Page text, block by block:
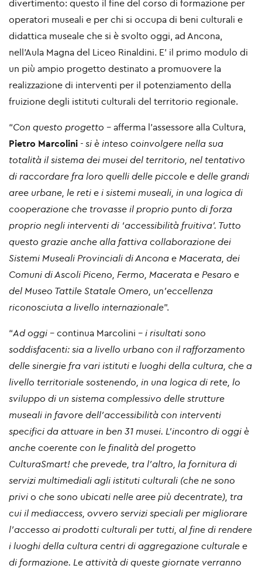
divertimento: questo il fine del corso di formazione per
operatori museali e per chi si occupa di beni culturali e
didattica museale che si è svolto oggi, ad Ancona,
nell’Aula Magna del Liceo Rinaldini. E’ il primo modulo di
un più ampio progetto destinato a promuovere la
realizzazione di interventi per il potenziamento della
fruizione degli istituti culturali del territorio regionale.
“Con questo progetto - afferma l’assessore alla Cultura,
Pietro Marcolini - si è inteso coinvolgere nella sua
totalità il sistema dei musei del territorio, nel tentativo
di raccordare fra loro quelli delle piccole e delle grandi
aree urbane, le reti e i sistemi museali, in una logica di
cooperazione che trovasse il proprio punto di forza
proprio negli interventi di ‘accessibilità fruitiva’. Tutto
questo grazie anche alla fattiva collaborazione dei
Sistemi Museali Provinciali di Ancona e Macerata, dei
Comuni di Ascoli Piceno, Fermo, Macerata e Pesaro e
del Museo Tattile Statale Omero, un’eccellenza
riconosciuta a livello internazionale”.
“Ad oggi - continua Marcolini - i risultati sono
soddisfacenti: sia a livello urbano con il rafforzamento
delle sinergie fra vari istituti e luoghi della cultura, che a
livello territoriale sostenendo, in una logica di rete, lo
sviluppo di un sistema complessivo delle strutture
museali in favore dell’accessibilità con interventi
specifici da attuare in ben 31 musei. L’incontro di oggi è
anche coerente con le finalità del progetto
CulturaSmart! che prevede, tra l’altro, la fornitura di
servizi multimediali agli istituti culturali (che ne sono
privi o che sono ubicati nelle aree più decentrate), tra
cui il mediaccess, ovvero servizi speciali per migliorare
l’accesso ai prodotti culturali per tutti, al fine di rendere
i luoghi della cultura centri di aggregazione culturale e
di formazione. Le attività di queste giornate verranno